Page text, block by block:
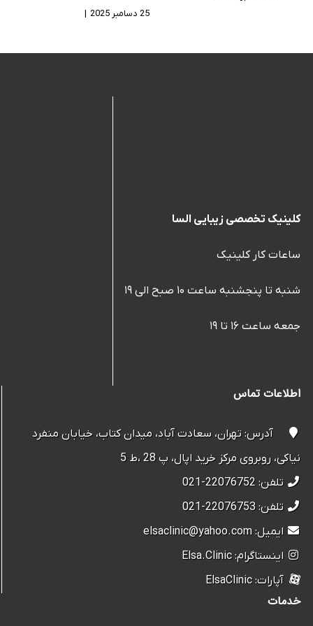
25 دسامبر 2025 |
کلینیک تخصصی زیبایی السا
ساعات کار کلینیک
شنبه تا پنجشنبه ساعت ۱۰ صبح الی ۱۹
جمعه ساعت ۱۶ تا ۱۹
اطلاعات تماس
آدرس: تهران، سعادت آباد، میدان کتاب، خیابان منفرد
نیاکی، روبروی مرکز خرید اپال، پ 28 ،ط 5
تلفن: 22076752-021
تلفن: 22076753-021
ایمیل: elsaclinic@yahoo.com
اینستاگرام: Elsa.Clinic
آپارات: ElsaClinic
خدمات